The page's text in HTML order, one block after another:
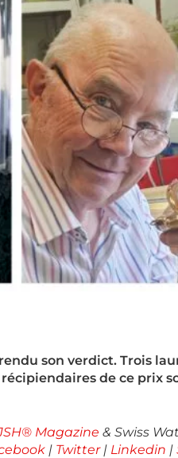
son verdict. Trois
de ce prix
Magazine & Swiss
| Twitter| Linkedin |